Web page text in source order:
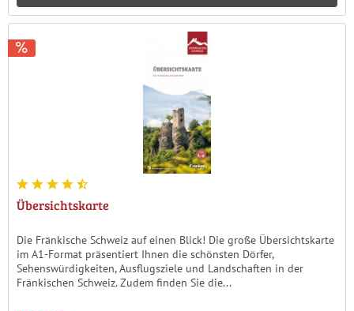
Übersichtskarte
Die Fränkische Schweiz auf einen Blick! Die große Übersichtskarte
im A1-Format präsentiert Ihnen die schönsten Dörfer,
Sehenswürdigkeiten, Ausflugsziele und Landschaften in der
Fränkischen Schweiz. Zudem finden Sie die...